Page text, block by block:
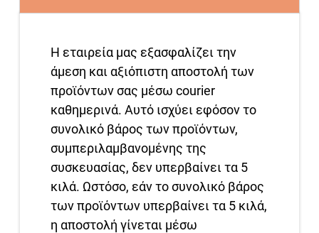
Η εταιρεία μας εξασφαλίζει την
άμεση και αξιόπιστη αποστολή των
προϊόντων σας μέσω courier
καθημερινά. Αυτό ισχύει εφόσον το
συνολικό βάρος των προϊόντων,
συμπεριλαμβανομένης της
συσκευασίας, δεν υπερβαίνει τα 5
κιλά. Ωστόσο, εάν το συνολικό βάρος
των προϊόντων υπερβαίνει τα 5 κιλά,
η αποστολή γίνεται μέσω